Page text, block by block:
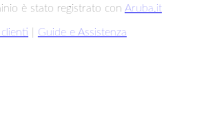
è stato registrato con Aruba.it
Guide e Assistenza